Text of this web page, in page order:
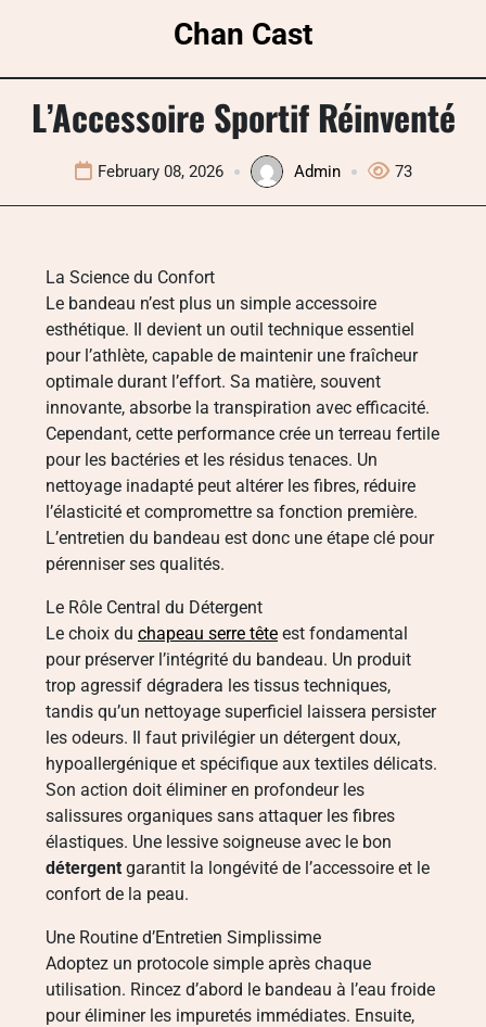
Chan Cast
L’Accessoire Sportif Réinventé
February 08, 2026 Admin 73
La Science du Confort
Le bandeau n’est plus un simple accessoire
esthétique. Il devient un outil technique essentiel
pour l’athlète, capable de maintenir une fraîcheur
optimale durant l’effort. Sa matière, souvent
innovante, absorbe la transpiration avec efficacité.
Cependant, cette performance crée un terreau fertile
pour les bactéries et les résidus tenaces. Un
nettoyage inadapté peut altérer les fibres, réduire
l’élasticité et compromettre sa fonction première.
L’entretien du bandeau est donc une étape clé pour
pérenniser ses qualités.
Le Rôle Central du Détergent
Le choix du chapeau serre tête est fondamental
pour préserver l’intégrité du bandeau. Un produit
trop agressif dégradera les tissus techniques,
tandis qu’un nettoyage superficiel laissera persister
les odeurs. Il faut privilégier un détergent doux,
hypoallergénique et spécifique aux textiles délicats.
Son action doit éliminer en profondeur les
salissures organiques sans attaquer les fibres
élastiques. Une lessive soigneuse avec le bon
détergent garantit la longévité de l’accessoire et le
confort de la peau.
Une Routine d’Entretien Simplissime
Adoptez un protocole simple après chaque
utilisation. Rincez d’abord le bandeau à l’eau froide
pour éliminer les impuretés immédiates. Ensuite,